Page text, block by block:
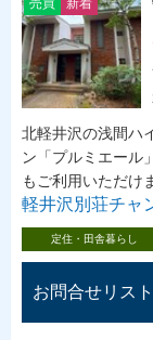
売買 新着
北軽井沢の浅間ハ
ン「プルミエール
もご利用いただけ
軽井沢別荘チャ
定住・田舎暮らし
お問合せリス